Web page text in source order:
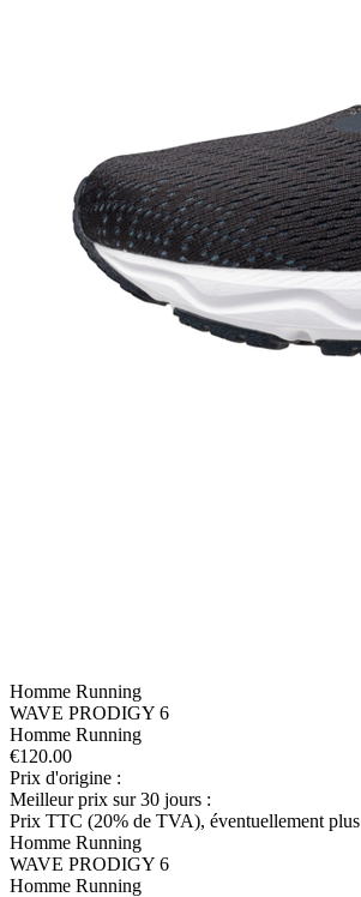
Homme Running
WAVE PRODIGY 6
Homme Running
€120.00
Prix d'origine :
Meilleur prix sur 30 jours :
Prix TTC (20% de TVA), éventuellement plus
Homme Running
WAVE PRODIGY 6
Homme Running